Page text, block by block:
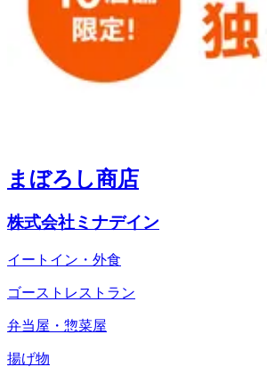
まぼろし商店
株式会社ミナデイン
イートイン・外食
ゴーストレストラン
弁当屋・惣菜屋
揚げ物